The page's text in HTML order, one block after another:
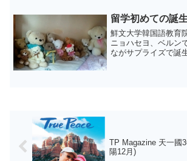
the Moonies（ムーニ
留学初めての誕
鮮文大学韓国語教育
ニョハセヨ、ベルン
ながサプライズで誕
TP Magazine 天一國
陽12月)